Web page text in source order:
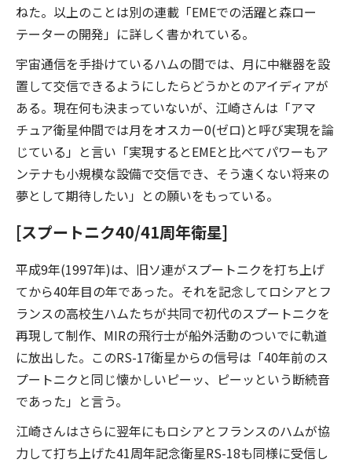
ねた。以上のことは別の連載「EMEでの活躍と森ロー
テーターの開発」に詳しく書かれている。
宇宙通信を手掛けているハムの間では、月に中継器を設
置して交信できるようにしたらどうかとのアイディアが
ある。現在何も決まっていないが、江崎さんは「アマ
チュア衛星仲間では月をオスカー0(ゼロ)と呼び実現を論
じている」と言い「実現するとEMEと比べてパワーもア
ンテナも小規模な設備で交信でき、そう遠くない将来の
夢として期待したい」との願いをもっている。
[スプートニク40/41周年衛星]
平成9年(1997年)は、旧ソ連がスプートニクを打ち上げ
てから40年目の年であった。それを記念してロシアとフ
ランスの高校生ハムたちが共同で初代のスプートニクを
再現して制作、MIRの飛行士が船外活動のついでに軌道
に放出した。このRS-17衛星からの信号は「40年前のス
プートニクと同じ懐かしいピーッ、ピーッという断続音
であった」と言う。
江崎さんはさらに翌年にもロシアとフランスのハムが協
力して打ち上げた41周年記念衛星RS-18も同様に受信し